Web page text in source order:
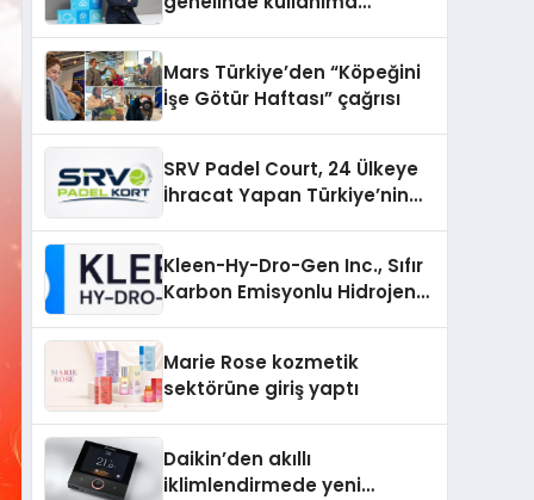
Mars Türkiye’den “Köpeğini
İşe Götür Haftası” çağrısı
SRV Padel Court, 24 Ülkeye
İhracat Yapan Türkiye’nin
Kleen-Hy-Dro-Gen Inc., Sıfır
Karbon Emisyonlu Hidrojen
Aldı
Marie Rose kozmetik
sektörüne giriş yaptı
Daikin’den akıllı
iklimlendirmede yeni